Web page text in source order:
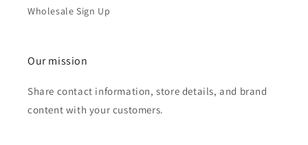
Wholesale Sign Up
Our mission
Share contact information, store details, and brand
content with your customers.